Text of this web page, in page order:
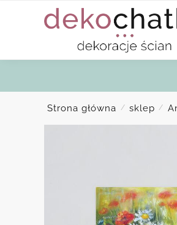
Strona główna / sklep /